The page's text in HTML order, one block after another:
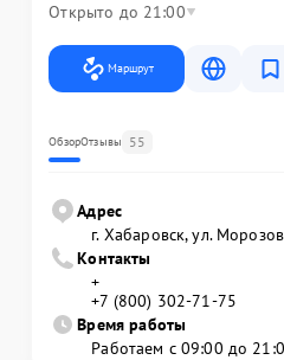
Открыто до 21:00
Маршрут
ОбзорОтзывы 55
Адрес
г. Хабаровск, ул.
Контакты
+
+7 (800) 302-71-75
Время работы
Работаем с 09:00 до